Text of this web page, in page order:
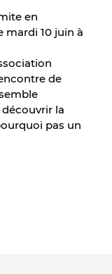
en
mardi 10 juin à
de
la
pas un